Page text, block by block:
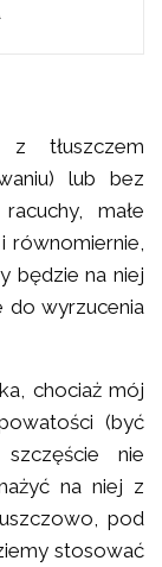
tłuszczem
lub bez
małe
równomiernie,
będzie na niej
do wyrzucenia
chociaż mój
(być
nie
na niej z
pod
stosować